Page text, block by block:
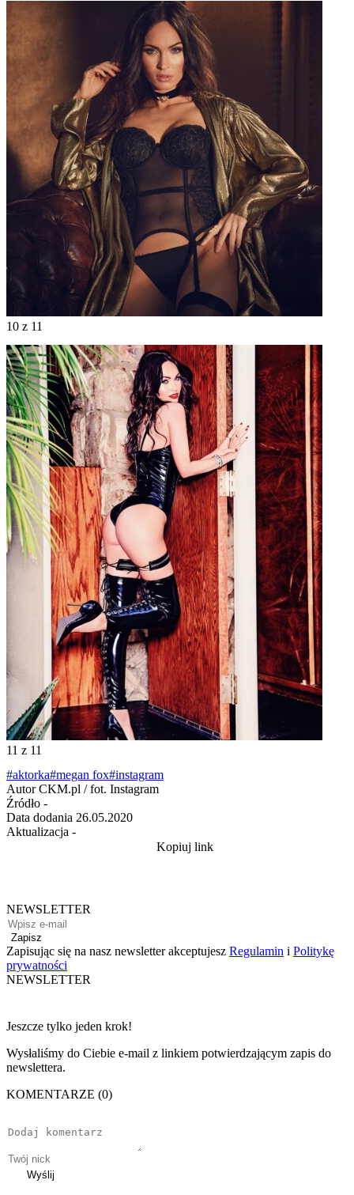
10 z 11
11 z 11
#aktorka#megan fox#instagram
Autor CKM.pl / fot. Instagram
Źródło -
Data dodania 26.05.2020
Aktualizacja -
Kopiuj link
NEWSLETTER
Zapisz
Zapisując się na nasz newsletter akceptujesz Regulamin i Politykę
prywatności
NEWSLETTER
Jeszcze tylko jeden krok!
Wysłaliśmy do Ciebie e-mail z linkiem potwierdzającym zapis do
newslettera.
KOMENTARZE (0)
Wyślij